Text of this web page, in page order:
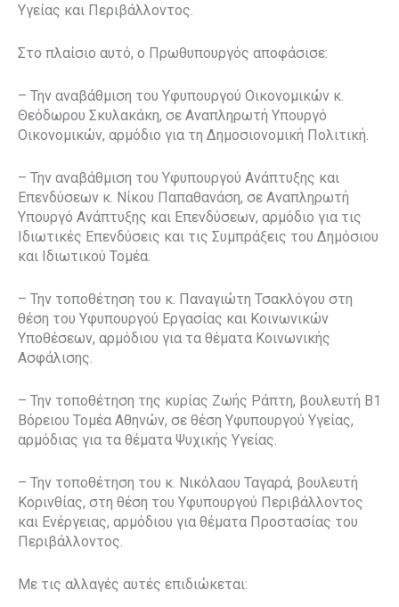
Υγείας και Περιβάλλοντος.
Στο πλαίσιο αυτό, ο Πρωθυπουργός αποφάσισε:
– Την αναβάθμιση του Υφυπουργού Οικονομικών κ.
Θεόδωρου Σκυλακάκη, σε Αναπληρωτή Υπουργό
Οικονομικών, αρμόδιο για τη Δημοσιονομική Πολιτική.
– Την αναβάθμιση του Υφυπουργού Ανάπτυξης και
Επενδύσεων κ. Νίκου Παπαθανάση, σε Αναπληρωτή
Υπουργό Ανάπτυξης και Επενδύσεων, αρμόδιο για τις
Ιδιωτικές Επενδύσεις και τις Συμπράξεις του Δημόσιου
και Ιδιωτικού Τομέα.
– Την τοποθέτηση του κ. Παναγιώτη Τσακλόγου στη
θέση του Υφυπουργού Εργασίας και Κοινωνικών
Υποθέσεων, αρμόδιου για τα θέματα Κοινωνικής
Ασφάλισης.
– Την τοποθέτηση της κυρίας Ζωής Ράπτη, βουλευτή Β1
Βόρειου Τομέα Αθηνών, σε θέση Υφυπουργού Υγείας,
αρμόδιας για τα θέματα Ψυχικής Υγείας.
– Την τοποθέτηση του κ. Νικόλαου Ταγαρά, βουλευτή
Κορινθίας, στη θέση του Υφυπουργού Περιβάλλοντος
και Ενέργειας, αρμόδιου για θέματα Προστασίας του
Περιβάλλοντος.
Με τις αλλαγές αυτές επιδιώκεται: